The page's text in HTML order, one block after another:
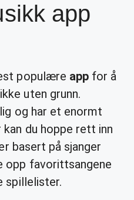
app
populære appfor å
uten grunn.
og har et enormt
kan du hoppe rett inn
basert på sjanger
opp favorittsangene
spillelister.